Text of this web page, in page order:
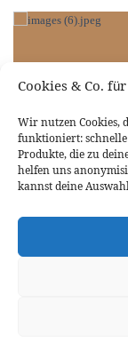
Cookies & Co.
Wir nutzen Cookies,
funktioniert:
Produkte, die zu
helfen uns
kannst deine
IN DEN